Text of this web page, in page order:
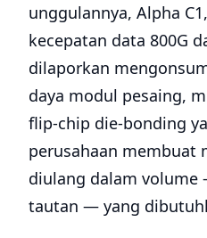
unggulannya, Alpha
kecepatan data 800G
dilaporkan
daya modul pesaing,
flip-chip die-bonding
perusahaan membuat
diulang dalam
tautan — yang